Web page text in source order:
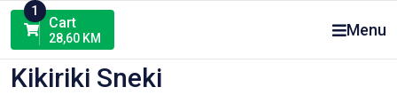
Skip
content
1
Cart
28,60 KM Menu
Kikiriki Sneki